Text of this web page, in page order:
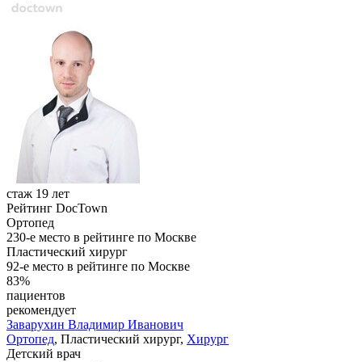
стаж 19 лет
Рейтинг DocTown
Ортопед
230-е место в рейтинге по Москве
Пластический хирург
92-е место в рейтинге по Москве
83%
пациентов
рекомендует
Заварухин Владимир Иванович
Ортопед, Пластический хирург, Хирург
Детский врач